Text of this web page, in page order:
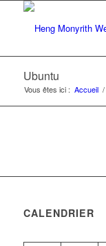
Ubuntu
Vous êtes ici : Accueil /
CALENDRIER